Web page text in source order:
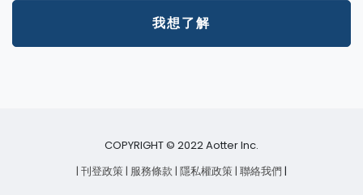
我想了解
COPYRIGHT © 2022 Aotter Inc.
| 刊登政策| 服務條款 | 隱私權政策| 聯絡我們 |